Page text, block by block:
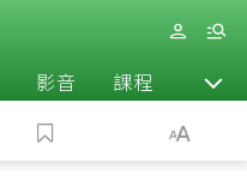
影音 課程 退休